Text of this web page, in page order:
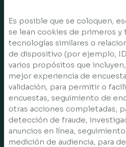
Es posible que se coloquen,
se lean cookies de primeros y
tecnologías similares o
de dispositivo (por ejemplo,
varios propósitos que
mejor experiencia de
validación, para permitir o
encuestas, seguimiento de
otras acciones completadas,
detección de fraude,
anuncios en línea,
medición de audiencia, para